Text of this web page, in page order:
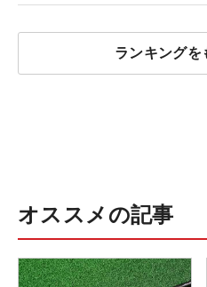
ランキングを
オススメの記事